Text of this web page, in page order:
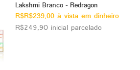
Lakshmi Branco - Redragon
R$R$239,00 à vista em dinheiro
R$249,90 inicial parcelado